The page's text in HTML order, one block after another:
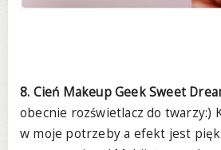
8. Cień Makeup Geek Sweet
obecnie rozświetlacz do twarzy:)
w moje potrzeby a efekt jest